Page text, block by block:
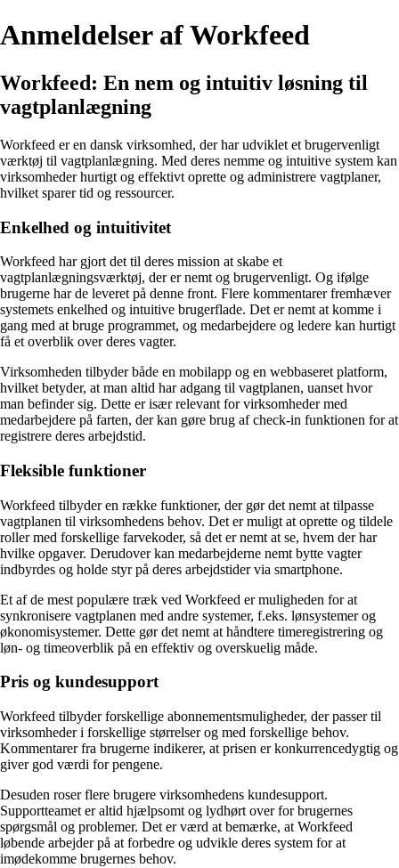
Anmeldelser af Workfeed
Workfeed: En nem og intuitiv løsning til
vagtplanlægning
Workfeed er en dansk virksomhed, der har udviklet et brugervenligt
værktøj til vagtplanlægning. Med deres nemme og intuitive system kan
virksomheder hurtigt og effektivt oprette og administrere vagtplaner,
hvilket sparer tid og ressourcer.
Enkelhed og intuitivitet
Workfeed har gjort det til deres mission at skabe et
vagtplanlægningsværktøj, der er nemt og brugervenligt. Og ifølge
brugerne har de leveret på denne front. Flere kommentarer fremhæver
systemets enkelhed og intuitive brugerflade. Det er nemt at komme i
gang med at bruge programmet, og medarbejdere og ledere kan hurtigt
få et overblik over deres vagter.
Virksomheden tilbyder både en mobilapp og en webbaseret platform,
hvilket betyder, at man altid har adgang til vagtplanen, uanset hvor
man befinder sig. Dette er især relevant for virksomheder med
medarbejdere på farten, der kan gøre brug af check-in funktionen for at
registrere deres arbejdstid.
Fleksible funktioner
Workfeed tilbyder en række funktioner, der gør det nemt at tilpasse
vagtplanen til virksomhedens behov. Det er muligt at oprette og tildele
roller med forskellige farvekoder, så det er nemt at se, hvem der har
hvilke opgaver. Derudover kan medarbejderne nemt bytte vagter
indbyrdes og holde styr på deres arbejdstider via smartphone.
Et af de mest populære træk ved Workfeed er muligheden for at
synkronisere vagtplanen med andre systemer, f.eks. lønsystemer og
økonomisystemer. Dette gør det nemt at håndtere timeregistrering og
løn- og timeoverblik på en effektiv og overskuelig måde.
Pris og kundesupport
Workfeed tilbyder forskellige abonnementsmuligheder, der passer til
virksomheder i forskellige størrelser og med forskellige behov.
Kommentarer fra brugerne indikerer, at prisen er konkurrencedygtig og
giver god værdi for pengene.
Desuden roser flere brugere virksomhedens kundesupport.
Supportteamet er altid hjælpsomt og lydhørt over for brugernes
spørgsmål og problemer. Det er værd at bemærke, at Workfeed
løbende arbejder på at forbedre og udvikle deres system for at
imødekomme brugernes behov.